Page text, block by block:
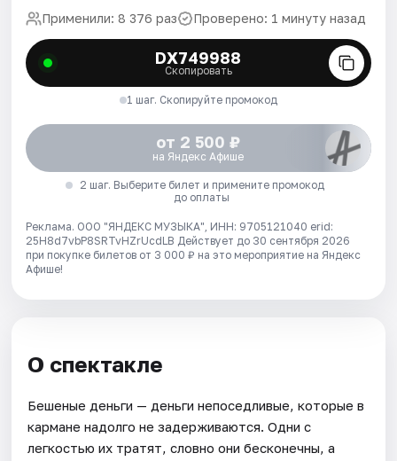
Применили: 8 376 раз Проверено: 1 минуту назад
DX749988
Скопировать
1 шаг. Скопируйте промокод
от 2 500 ₽
на Яндекс Афише
2 шаг. Выберите билет и примените промокод
до оплаты
Реклама. ООО "ЯНДЕКС МУЗЫКА", ИНН: 9705121040 erid:
25H8d7vbP8SRTvHZrUcdLB Действует до 30 сентября 2026
при покупке билетов от 3 000 ₽ на это мероприятие на Яндекс
Афише!
О спектакле
Бешеные деньги — деньги непоседливые, которые в
кармане надолго не задерживаются. Одни с
легкостью их тратят, словно они бесконечны, а